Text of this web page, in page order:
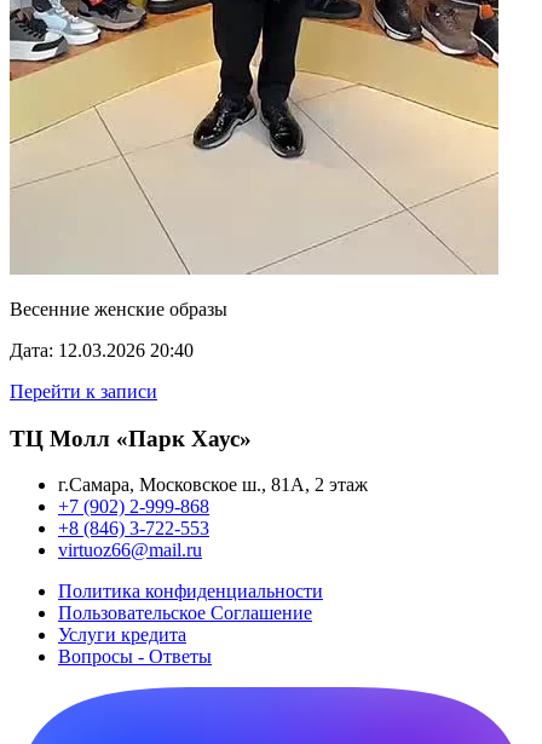
Весенние женские образы
Дата: 12.03.2026 20:40
Перейти к записи
ТЦ Молл «Парк Хаус»
г.Самара, Московское ш., 81А, 2 этаж
+7 (902) 2-999-868
+8 (846) 3-722-553
virtuoz66@mail.ru
Политика конфиденциальности
Пользовательское Cоглашение
Услуги кредита
Вопросы - Ответы